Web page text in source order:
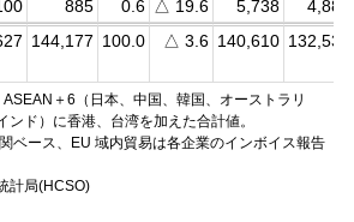
885 0.6 △ 19.6 5,738
4,885
144,177 100.0 △ 3.6 140,610 132,531
ASEAN＋6（日本、中国、韓国、オーストラリ
ンド）に香港、台湾を加えた合計値。
ベース、EU 域内貿易は各企業のインボイス報告
計局(HCSO)